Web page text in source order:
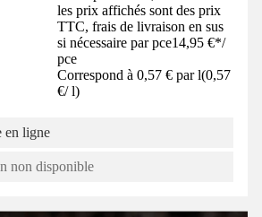
les prix affichés sont des prix
TTC, frais de livraison en sus
si nécessaire par pce14,95 €*/
pce
Correspond à 0,57 € par l(0,57
€/ l)
en ligne
non disponible